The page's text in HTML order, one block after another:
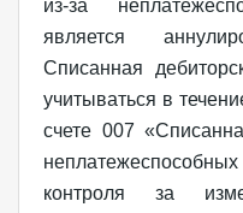
из-за
является
Списанная
учитываться в
счете 007
контроля за